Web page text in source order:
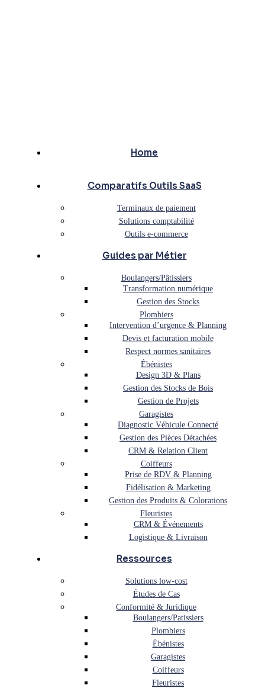
Home
Comparatifs Outils SaaS
Terminaux de paiement
Solutions comptabilité
Outils e-commerce
Guides par Métier
Boulangers/Pâtissiers
Transformation numérique
Gestion des Stocks
Plombiers
Intervention d’urgence & Planning
Devis et facturation mobile
Respect normes sanitaires
Ébénistes
Design 3D & Plans
Gestion des Stocks de Bois
Gestion de Projets
Garagistes
Diagnostic Véhicule Connecté
Gestion des Pièces Détachées
CRM & Relation Client
Coiffeurs
Prise de RDV & Planning
Fidélisation & Marketing
Gestion des Produits & Colorations
Fleuristes
CRM & Événements
Logistique & Livraison
Ressources
Solutions low-cost
Études de Cas
Conformité & Juridique
Boulangers/Patissiers
Plombiers
Ébénistes
Garagistes
Coiffeurs
Fleuristes